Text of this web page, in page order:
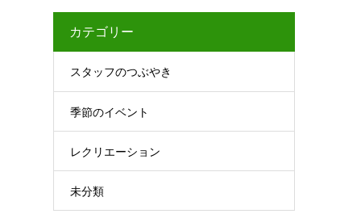
カテゴリー
スタッフのつぶやき
季節のイベント
レクリエーション
未分類